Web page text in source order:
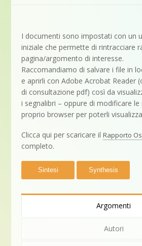
I documenti sono impostati con un
iniziale che permette di rintracciare
pagina/argomento di interesse.
Raccomandiamo di salvare i file in
e aprirli con Adobe Acrobat Reader
di consultazione pdf) così da
i segnalibri – oppure di modificare
proprio browser per poterli
Clicca qui per scaricare ilRapporto
completo.
Sintesi Synthesis
Argomenti
Autori